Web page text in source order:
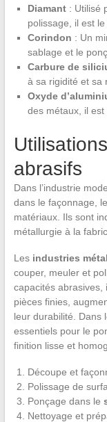
Diamant: Utilisé
polissage, il est
Corindon : Un
sablage et le
Carbure de
à sa rigidité et sa
Oxyde
des métaux, il est
abrasifs
Dans l’industrie
dans le façonnage,
matériaux. Ils sont
métallurgie à la
Les industries
couper, meuler et
capacités abrasives,
pièces finies,
leur durabilité. Dans
essentiels pour le
finition lisse et
Découpe et
Polissage de
Ponçage dans le
Nettoyage et